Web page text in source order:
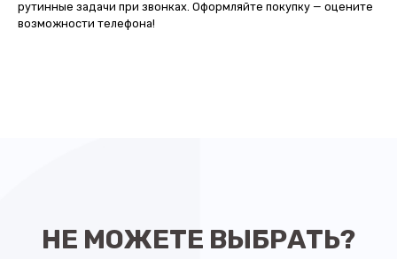
рутинные задачи при звонках. Оформляйте покупку — оцените
возможности телефона!
НЕ МОЖЕТЕ ВЫБРАТЬ?